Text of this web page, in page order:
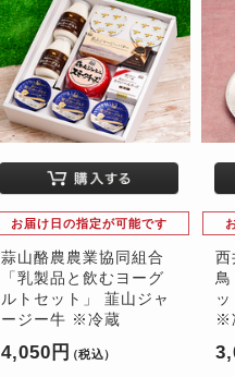
お届け日の指定が可能です
蒜山酪農農業協同組合
「乳製品と飲むヨーグ
ルトセット」 韮山ジャ
ージー牛 ※冷蔵
4,050円（税込）
西
鳥
※